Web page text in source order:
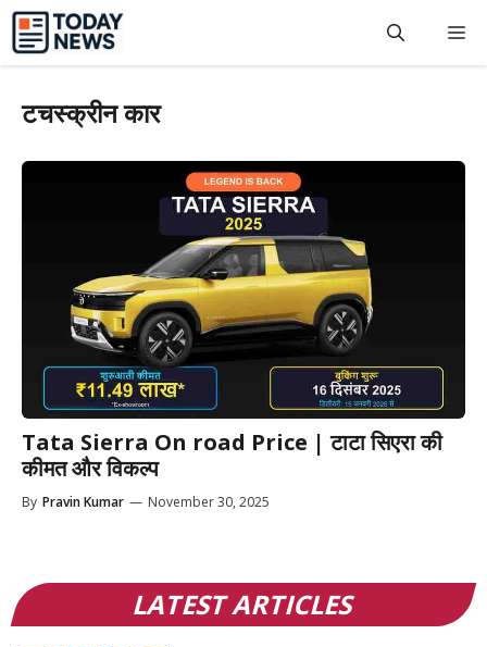
Skip
content
टचस्क्रीन कार
Tata Sierra On road Price | टाटा सिएरा की
कीमत और विकल्प
By Pravin Kumar — November 30, 2025
LATEST ARTICLES